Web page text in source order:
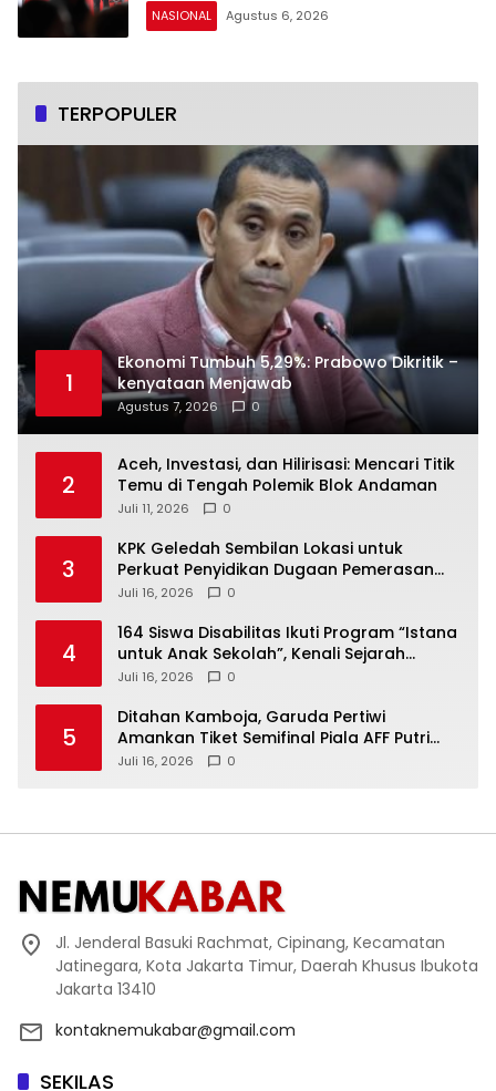
NASIONAL Agustus 6, 2026
TERPOPULER
1
Ekonomi Tumbuh 5,29%: Prabowo Dikritik –
kenyataan Menjawab
Agustus 7, 2026 0
2
Aceh, Investasi, dan Hilirisasi: Mencari Titik
Temu di Tengah Polemik Blok Andaman
Juli 11, 2026 0
3
KPK Geledah Sembilan Lokasi untuk
Perkuat Penyidikan Dugaan Pemerasan
Bupati Sukoharjo Nonaktif
Juli 16, 2026 0
4
164 Siswa Disabilitas Ikuti Program “Istana
untuk Anak Sekolah”, Kenali Sejarah
Bangsa dan Pemerintahan
Juli 16, 2026 0
5
Ditahan Kamboja, Garuda Pertiwi
Amankan Tiket Semifinal Piala AFF Putri
2026
Juli 16, 2026 0
Jl. Jenderal Basuki Rachmat, Cipinang, Kecamatan
Jatinegara, Kota Jakarta Timur, Daerah Khusus Ibukota
Jakarta 13410
kontaknemukabar@gmail.com
SEKILAS